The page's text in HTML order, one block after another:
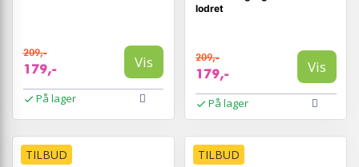
209,-
179,- Vis
På lager
lodret
209,-
179,- Vis
På lager
TILBUD TILBUD